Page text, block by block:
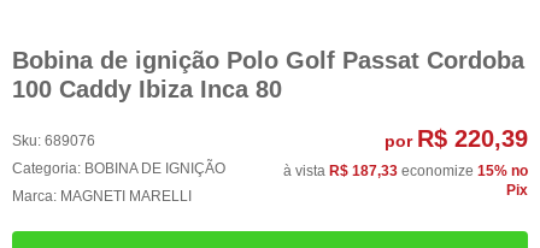
Bobina de ignição Polo Golf Passat Cordoba
100 Caddy Ibiza Inca 80
Sku: 689076
Categoria: BOBINA DE IGNIÇÃO
Marca: MAGNETI MARELLI
por R$ 220,39
à vista R$ 187,33 economize 15% no
Pix